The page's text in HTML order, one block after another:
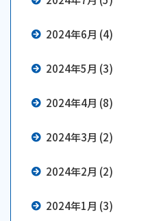
2024年6月 (4)
2024年5月 (3)
2024年4月 (8)
2024年3月 (2)
2024年2月 (2)
2024年1月 (3)